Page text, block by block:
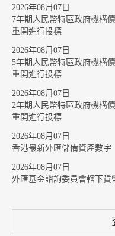
2026年08月07日
7年期人民幣特區政府機構
重開進行投標
2026年08月07日
5年期人民幣特區政府機構
重開進行投標
2026年08月07日
2年期人民幣特區政府機構
重開進行投標
2026年08月07日
香港最新外匯儲備資產數字
2026年08月07日
外匯基金諮詢委員會轄下貨